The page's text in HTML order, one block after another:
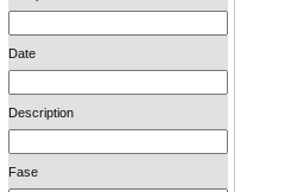
Date
Description
Fase